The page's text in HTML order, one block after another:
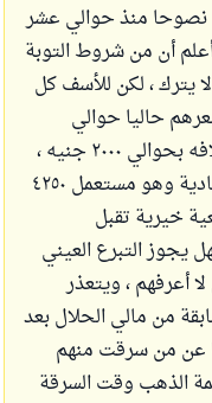
نصوحا منذ حوالي عشر
أن من شروط التوبة
يترك ، لكن للأسف كل
حاليا حوالي
٣٠٠٠جنيه ، ووقتها كان سعرهم أقل بكثير من حوالي ١٦ سنة ، ونقود وخلافه بحوالي ٢٠٠٠ جنيه ،
كان لدي لاب توب اشتريته من مالي الخاص الحلال منذ عام ، وقيمته المادية وهو مستعمل ٤٢٥٠
خيرية تقبل
يجوز التبرع العيني
أعرفهم ، ويتعذر
من مالي الحلال بعد
عن من سرقت منهم
الذهب وقت السرقة